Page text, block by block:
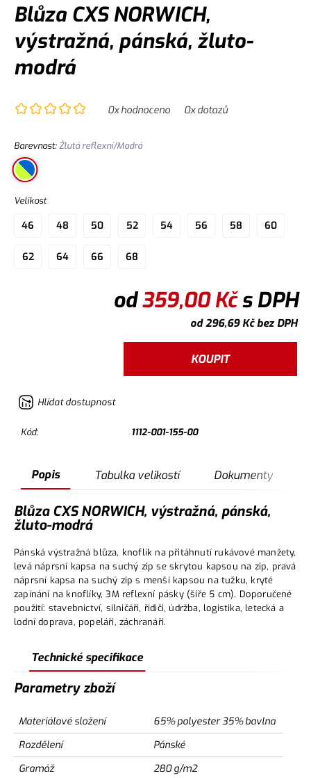
Blůza CXS NORWICH,
výstražná, pánská, žluto-
modrá
0x hodnoceno 0x dotazů
Barevnost:Žlutá reflexní/Modrá
Velikost
46 48 50 52 54 56 58 60
62 64 66 68
od359,00Kčs DPH
od296,69Kčbez DPH
KOUPIT
Hlídat dostupnost
Kód: 1112-001-155-00
Popis Tabulka velikostí Dokumenty
Blůza CXS NORWICH, výstražná, pánská,
žluto-modrá
Pánská výstražná blůza, knoflík na přitáhnutí rukávové manžety,
levá náprsní kapsa na suchý zip se skrytou kapsou na zip, pravá
náprsní kapsa na suchý zip s menší kapsou na tužku, kryté
zapínání na knoflíky, 3M reflexní pásky (šíře 5 cm). Doporučené
použití: stavebnictví, silničáři, řidiči, údržba, logistika, letecká a
lodní doprava, popeláři, záchranáři.
Technické specifikace
Parametry zboží
Materiálové složení
65% polyester 35% bavlna
Rozdělení
Pánské
Gramáž
280 g/m2